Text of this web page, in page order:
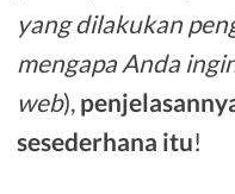
yang dilakukan
mengapa Anda
web),
sesederhana itu!